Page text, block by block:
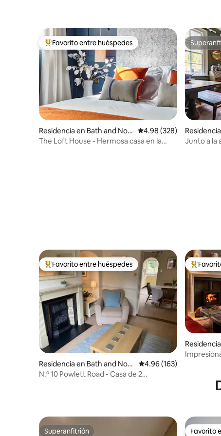
De los mejores en Favorito entre huéspedes
Favorito entre huéspedes
Residencia en Bath and Nort
h East Somerset
Calificación promedio:
4.98 (328)
The Loft House - Hermosa casa en la
h East
Junto a la
De los mejores en Favorito entre huéspedes
Favorito entre huéspedes
Residencia en Bath and Nort
h East Somerset
Calificación promedio:
4.96 (163)
N.º 10 Powlett Road - Casa de 2
De los
h East
Superanfitrión Favorito